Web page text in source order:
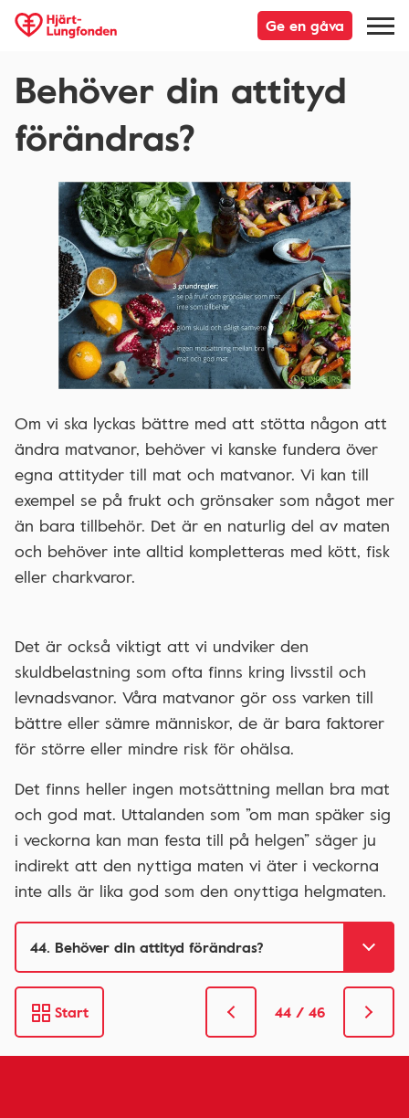
Ge en gåva
Behöver din attityd
förändras?
Om vi ska lyckas bättre med att stötta någon att
ändra matvanor, behöver vi kanske fundera över
egna attityder till mat och matvanor. Vi kan till
exempel se på frukt och grönsaker som något mer
än bara tillbehör. Det är en naturlig del av maten
och behöver inte alltid kompletteras med kött, fisk
eller charkvaror.
Det är också viktigt att vi undviker den
skuldbelastning som ofta finns kring livsstil och
levnadsvanor. Våra matvanor gör oss varken till
bättre eller sämre människor, de är bara faktorer
för större eller mindre risk för ohälsa.
Det finns heller ingen motsättning mellan bra mat
och god mat. Uttalanden som ”om man späker sig
i veckorna kan man festa till på helgen” säger ju
indirekt att den nyttiga maten vi äter i veckorna
inte alls är lika god som den onyttiga helgmaten.
Start 44 / 46